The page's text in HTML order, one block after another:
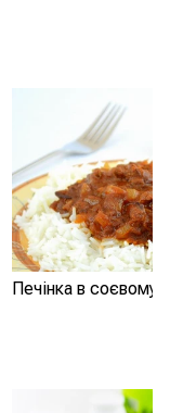
Печінка в соєвому